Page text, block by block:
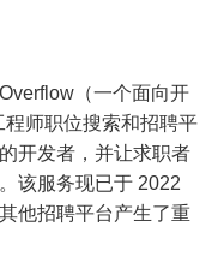
（一个面向开
师职位搜索和招聘平
开发者，并让求职者
该服务现已于 2022
他招聘平台产生了重